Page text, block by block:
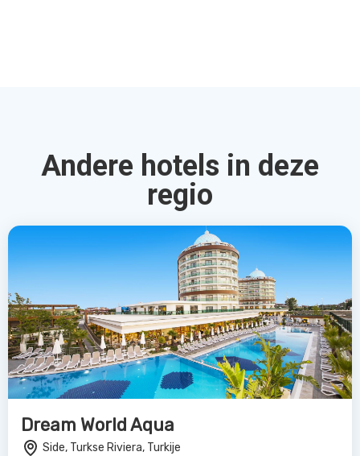
Andere hotels in deze
regio
Dream World Aqua
Side, Turkse Riviera, Turkije